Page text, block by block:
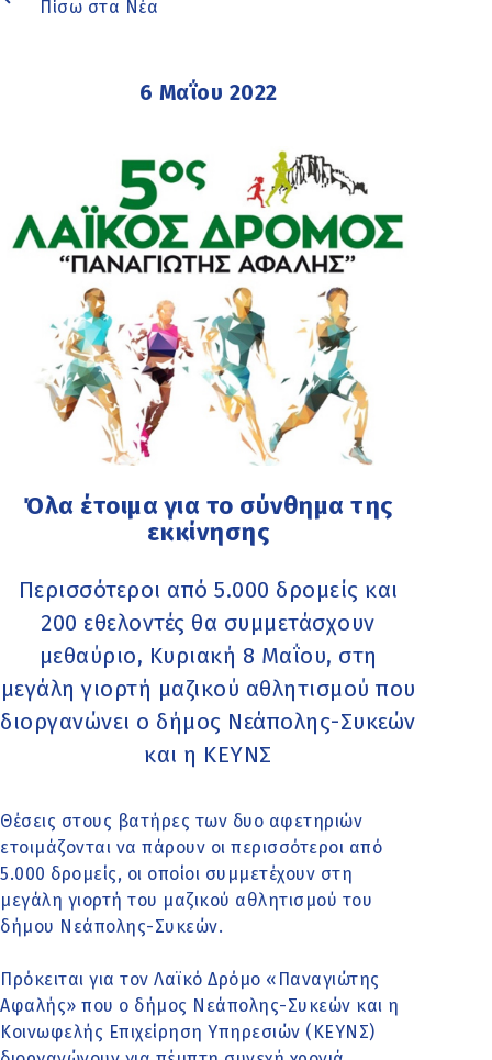
Πίσω στα Νέα
6 Μαΐου 2022
Όλα έτοιμα για το σύνθημα της
εκκίνησης
Περισσότεροι από 5.000 δρομείς και
200 εθελοντές θα συμμετάσχουν
μεθαύριο, Κυριακή 8 Μαΐου, στη
μεγάλη γιορτή μαζικού αθλητισμού που
διοργανώνει ο δήμος Νεάπολης-Συκεών
και η ΚΕΥΝΣ
Θέσεις στους βατήρες των δυο αφετηριών
ετοιμάζονται να πάρουν οι περισσότεροι από
5.000 δρομείς, οι οποίοι συμμετέχουν στη
μεγάλη γιορτή του μαζικού αθλητισμού του
δήμου Νεάπολης-Συκεών.
Πρόκειται για τον Λαϊκό Δρόμο «Παναγιώτης
Αφαλής» που ο δήμος Νεάπολης-Συκεών και η
Κοινωφελής Επιχείρηση Υπηρεσιών (ΚΕΥΝΣ)